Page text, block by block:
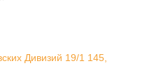
Дивизий 19/1 145,